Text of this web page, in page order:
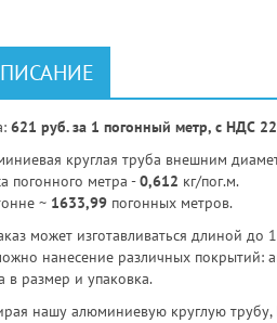
621 руб. за 1 погонный метр, с НДС
круглая труба внешним
погонного метра -0,612 кг/пог.м.
~ 1633,99погонных метров.
может изготавливаться длиной до
нанесение различных покрытий:
в размер и упаковка.
нашу алюминиевую круглую трубу,